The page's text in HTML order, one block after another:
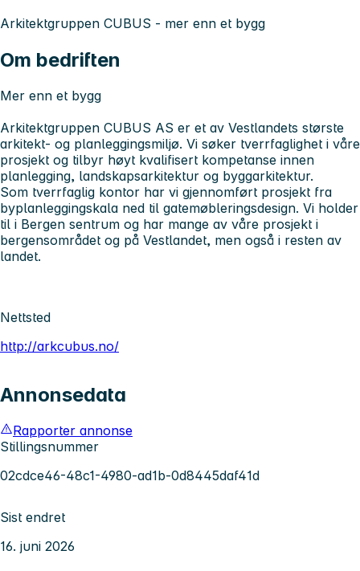
Arkitektgruppen CUBUS - mer enn et bygg
Om bedriften
Mer enn et bygg
Arkitektgruppen CUBUS AS er et av Vestlandets største
arkitekt- og planleggingsmiljø. Vi søker tverrfaglighet i våre
prosjekt og tilbyr høyt kvalifisert kompetanse innen
planlegging, landskapsarkitektur og byggarkitektur.
Som tverrfaglig kontor har vi gjennomført prosjekt fra
byplanleggingskala ned til gatemøbleringsdesign. Vi holder
til i Bergen sentrum og har mange av våre prosjekt i
bergensområdet og på Vestlandet, men også i resten av
landet.
Nettsted
http://arkcubus.no/
Annonsedata
Rapporter annonse
Stillingsnummer
02cdce46-48c1-4980-ad1b-0d8445daf41d
Sist endret
16. juni 2026